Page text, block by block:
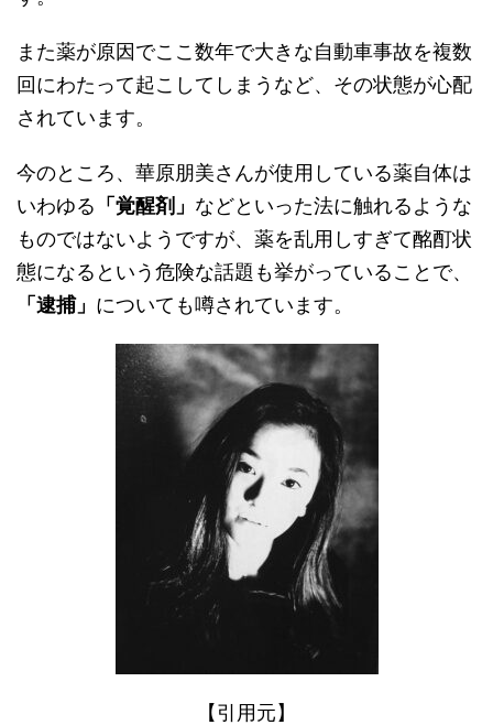
また薬が原因でここ数年で大きな自動車事故を複数
回にわたって起こしてしまうなど、その状態が心配
されています。
今のところ、華原朋美さんが使用している薬自体は
いわゆる 「覚醒剤」 などといった法に触れるような
ものではないようですが、薬を乱用しすぎて酩酊状
態になるという危険な話題も挙がっていることで、
「逮捕」 についても噂されています。
【引用元】